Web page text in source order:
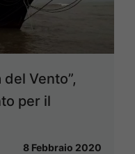
Vento”,
per il
8 Febbraio 2020